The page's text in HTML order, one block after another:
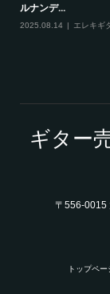
2025.08.08
ギター
〒556-0015
トップペー